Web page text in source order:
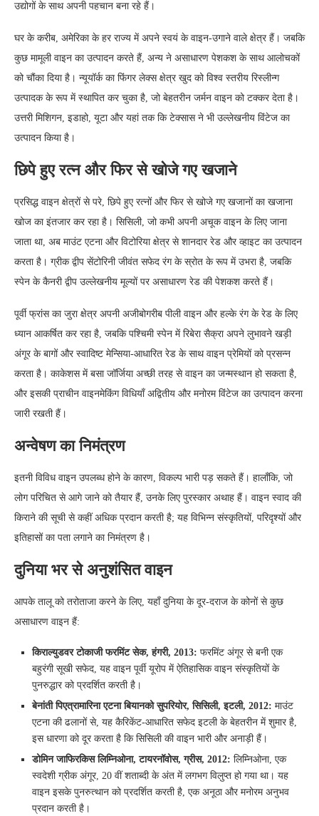
उद्योगों के साथ अपनी पहचान बना रहे हैं।
घर के करीब, अमेरिका के हर राज्य में अपने स्वयं के वाइन-उगाने वाले क्षेत्र हैं। जबकि
कुछ मामूली वाइन का उत्पादन करते हैं, अन्य ने असाधारण पेशकश के साथ आलोचकों
को चौंका दिया है। न्यूयॉर्क का फिंगर लेक्स क्षेत्र खुद को विश्व स्तरीय रिस्लीन्ग
उत्पादक के रूप में स्थापित कर चुका है, जो बेहतरीन जर्मन वाइन को टक्कर देता है।
उत्तरी मिशिगन, इडाहो, यूटा और यहां तक कि टेक्सास ने भी उल्लेखनीय विंटेज का
उत्पादन किया है।
छिपे हुए रत्न और फिर से खोजे गए खजाने
प्रसिद्ध वाइन क्षेत्रों से परे, छिपे हुए रत्नों और फिर से खोजे गए खजानों का खजाना
खोज का इंतजार कर रहा है। सिसिली, जो कभी अपनी अचूक वाइन के लिए जाना
जाता था, अब माउंट एटना और विटोरिया क्षेत्र से शानदार रेड और व्हाइट का उत्पादन
करता है। ग्रीक द्वीप सेंटोरिनी जीवंत सफेद रंग के स्रोत के रूप में उभरा है, जबकि
स्पेन के कैनरी द्वीप उल्लेखनीय मूल्यों पर असाधारण रेड की पेशकश करते हैं।
पूर्वी फ्रांस का जुरा क्षेत्र अपनी अजीबोगरीब पीली वाइन और हल्के रंग के रेड के लिए
ध्यान आकर्षित कर रहा है, जबकि पश्चिमी स्पेन में रिबेरा सैक्रा अपने लुभावने खड़ी
अंगूर के बागों और स्वादिष्ट मेन्सिया-आधारित रेड के साथ वाइन प्रेमियों को प्रसन्न
करता है। काकेशस में बसा जॉर्जिया अच्छी तरह से वाइन का जन्मस्थान हो सकता है,
और इसकी प्राचीन वाइनमेकिंग विधियाँ अद्वितीय और मनोरम विंटेज का उत्पादन करना
जारी रखती हैं।
अन्वेषण का निमंत्रण
इतनी विविध वाइन उपलब्ध होने के कारण, विकल्प भारी पड़ सकते हैं। हालाँकि, जो
लोग परिचित से आगे जाने को तैयार हैं, उनके लिए पुरस्कार अथाह हैं। वाइन स्वाद की
किराने की सूची से कहीं अधिक प्रदान करती है; यह विभिन्न संस्कृतियों, परिदृश्यों और
इतिहासों का पता लगाने का निमंत्रण है।
दुनिया भर से अनुशंसित वाइन
आपके तालू को तरोताजा करने के लिए, यहाँ दुनिया के दूर-दराज के कोनों से कुछ
असाधारण वाइन हैं:
किराल्युडवर टोकाजी फरमिंट सेक, हंगरी, 2013: फरमिंट अंगूर से बनी एक
बहुरंगी सूखी सफेद, यह वाइन पूर्वी यूरोप में ऐतिहासिक वाइन संस्कृतियों के
पुनरुद्धार को प्रदर्शित करती है।
बेनांती पिएत्रामारिना एटना बियानको सुपरियोर, सिसिली, इटली, 2012: माउंट
एटना की ढलानों से, यह कैरिकेंट-आधारित सफेद इटली के बेहतरीन में शुमार है,
इस धारणा को दूर करता है कि सिसिली की वाइन भारी और अनाड़ी हैं।
डोमिन जाफिरकिस लिम्निओना, टायरनॉवोस, ग्रीस, 2012: लिम्निओना, एक
स्वदेशी ग्रीक अंगूर, 20 वीं शताब्दी के अंत में लगभग विलुप्त हो गया था। यह
वाइन इसके पुनरुत्थान को प्रदर्शित करती है, एक अनूठा और मनोरम अनुभव
प्रदान करती है।